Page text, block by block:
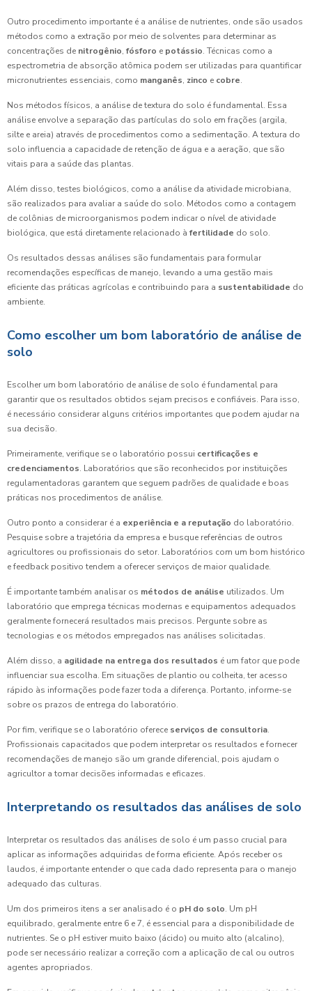
Outro procedimento importante é a análise de nutrientes, onde são usados
métodos como a extração por meio de solventes para determinar as
concentrações de nitrogênio, fósforo e potássio. Técnicas como a
espectrometria de absorção atômica podem ser utilizadas para quantificar
micronutrientes essenciais, como manganês, zinco e cobre.
Nos métodos físicos, a análise de textura do solo é fundamental. Essa
análise envolve a separação das partículas do solo em frações (argila,
silte e areia) através de procedimentos como a sedimentação. A textura do
solo influencia a capacidade de retenção de água e a aeração, que são
vitais para a saúde das plantas.
Além disso, testes biológicos, como a análise da atividade microbiana,
são realizados para avaliar a saúde do solo. Métodos como a contagem
de colônias de microorganismos podem indicar o nível de atividade
biológica, que está diretamente relacionado à fertilidade do solo.
Os resultados dessas análises são fundamentais para formular
recomendações específicas de manejo, levando a uma gestão mais
eficiente das práticas agrícolas e contribuindo para a sustentabilidade do
ambiente.
Como escolher um bom laboratório de análise de
solo
Escolher um bom laboratório de análise de solo é fundamental para
garantir que os resultados obtidos sejam precisos e confiáveis. Para isso,
é necessário considerar alguns critérios importantes que podem ajudar na
sua decisão.
Primeiramente, verifique se o laboratório possui certificações e
credenciamentos. Laboratórios que são reconhecidos por instituições
regulamentadoras garantem que seguem padrões de qualidade e boas
práticas nos procedimentos de análise.
Outro ponto a considerar é a experiência e a reputação do laboratório.
Pesquise sobre a trajetória da empresa e busque referências de outros
agricultores ou profissionais do setor. Laboratórios com um bom histórico
e feedback positivo tendem a oferecer serviços de maior qualidade.
É importante também analisar os métodos de análise utilizados. Um
laboratório que emprega técnicas modernas e equipamentos adequados
geralmente fornecerá resultados mais precisos. Pergunte sobre as
tecnologias e os métodos empregados nas análises solicitadas.
Além disso, a agilidade na entrega dos resultados é um fator que pode
influenciar sua escolha. Em situações de plantio ou colheita, ter acesso
rápido às informações pode fazer toda a diferença. Portanto, informe-se
sobre os prazos de entrega do laboratório.
Por fim, verifique se o laboratório oferece serviços de consultoria.
Profissionais capacitados que podem interpretar os resultados e fornecer
recomendações de manejo são um grande diferencial, pois ajudam o
agricultor a tomar decisões informadas e eficazes.
Interpretando os resultados das análises de solo
Interpretar os resultados das análises de solo é um passo crucial para
aplicar as informações adquiridas de forma eficiente. Após receber os
laudos, é importante entender o que cada dado representa para o manejo
adequado das culturas.
Um dos primeiros itens a ser analisado é o pH do solo. Um pH
equilibrado, geralmente entre 6 e 7, é essencial para a disponibilidade de
nutrientes. Se o pH estiver muito baixo (ácido) ou muito alto (alcalino),
pode ser necessário realizar a correção com a aplicação de cal ou outros
agentes apropriados.